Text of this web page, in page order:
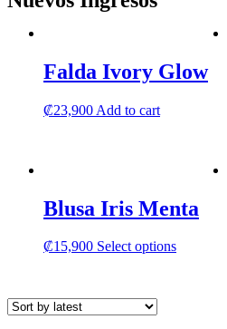
Falda Ivory Glow
₡23,900 Add to cart
Blusa Iris Menta
₡15,900 Select optionsThis